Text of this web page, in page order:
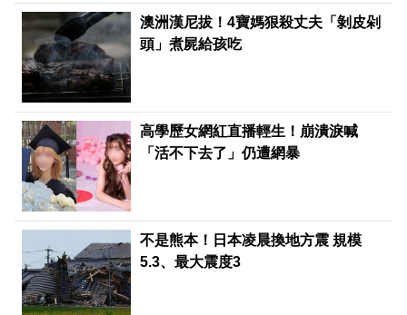
澳洲漢尼拔！4寶媽狠殺丈夫「剝皮剁
頭」煮屍給孩吃
高學歷女網紅直播輕生！崩潰淚喊
「活不下去了」仍遭網暴
不是熊本！日本凌晨換地方震 規模
5.3、最大震度3